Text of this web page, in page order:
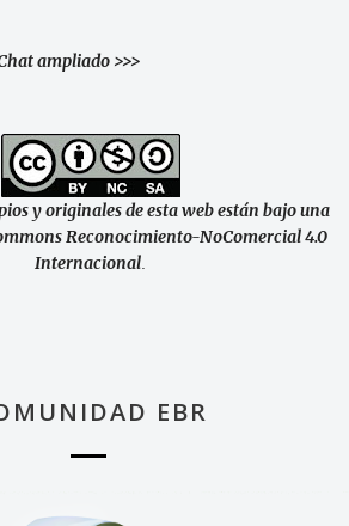
ampliado >>>
y originales de esta web están bajo una
Reconocimiento-NoComercial 4.0
Internacional
EBR